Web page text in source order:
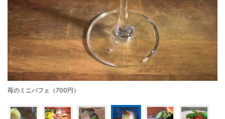
苺のミニパフェ（700円）